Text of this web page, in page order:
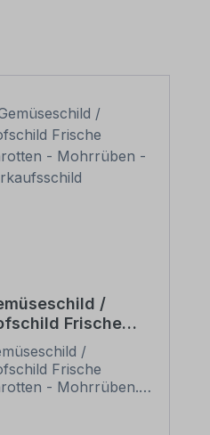
/
Frische
- Mohrrüben
/
Frische
- Mohrrüben.